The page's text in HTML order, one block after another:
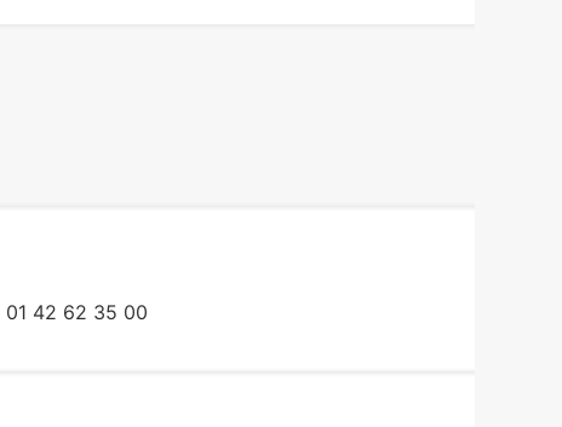
01 42 62 35 00